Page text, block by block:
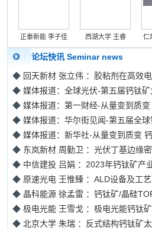
正泰新能 李子佳 西湖大学 王睿 仁
论坛快讯 Seminar news
◆ 回天新材 张立伟 ：胶粘剂在高效电
◆ 媒体报道：全球光伏-第五届钙钛矿
◆ 媒体报道：第一财经-从量变到质变
◆ 媒体报道：华尔街见闻-第五届全球
◆ 媒体报道：新华社-从量变到质变 钙
◆ 东岚新材 周勤卫 ：光伏丁基边缘密
◆ 中信建投 吕娟 ：2023年钙钛矿产业
◆ 原速光电 王惟臻 ：ALD设备及工艺
◆ 晶科能源 徐孟雷 ：钙钛矿/晶硅
◆ 极电光能 王雪戈 ：极电光能钙钛矿
◆ 北京大学 朱瑞 ：反式结构钙钛矿太